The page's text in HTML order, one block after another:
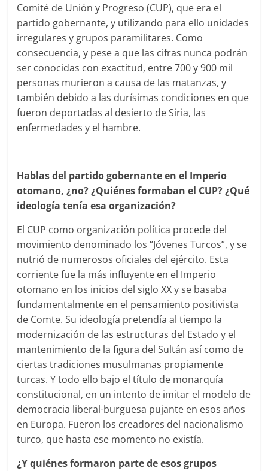
Comité de Unión y Progreso (CUP), que era el
partido gobernante, y utilizando para ello unidades
irregulares y grupos paramilitares. Como
consecuencia, y pese a que las cifras nunca podrán
ser conocidas con exactitud, entre 700 y 900 mil
personas murieron a causa de las matanzas, y
también debido a las durísimas condiciones en que
fueron deportadas al desierto de Siria, las
enfermedades y el hambre.
Hablas del partido gobernante en el Imperio
otomano, ¿no? ¿Quiénes formaban el CUP? ¿Qué
ideología tenía esa organización?
El CUP como organización política procede del
movimiento denominado los “Jóvenes Turcos”, y se
nutrió de numerosos oficiales del ejército. Esta
corriente fue la más influyente en el Imperio
otomano en los inicios del siglo XX y se basaba
fundamentalmente en el pensamiento positivista
de Comte. Su ideología pretendía al tiempo la
modernización de las estructuras del Estado y el
mantenimiento de la figura del Sultán así como de
ciertas tradiciones musulmanas propiamente
turcas. Y todo ello bajo el título de monarquía
constitucional, en un intento de imitar el modelo de
democracia liberal-burguesa pujante en esos años
en Europa. Fueron los creadores del nacionalismo
turco, que hasta ese momento no existía.
¿Y quiénes formaron parte de esos grupos